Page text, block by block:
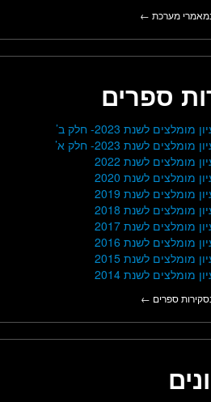
מערכת ←
ספרים
לשנת 2023- חלק ב’
לשנת 2023- חלק א’
מומלצים לשנת 2022
מומלצים לשנת 2020
מומלצים לשנת 2019
מומלצים לשנת 2018
מומלצים לשנת 2017
מומלצים לשנת 2016
מומלצים לשנת 2015
מומלצים לשנת 2014
ספרים ←